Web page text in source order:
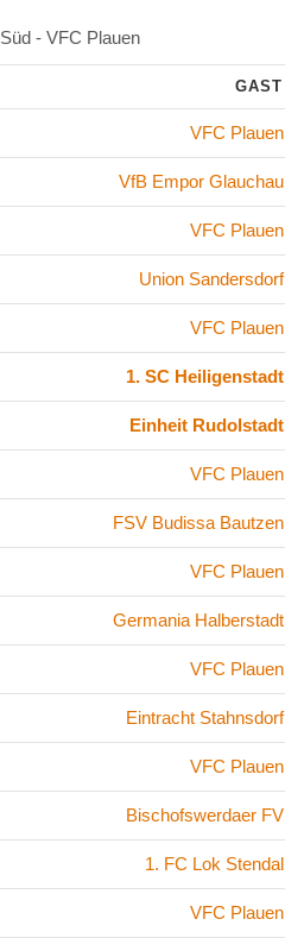
- VFC Plauen
GAST
VFC Plauen
VfB Empor Glauchau
VFC Plauen
Union Sandersdorf
VFC Plauen
1. SC Heiligenstadt
Einheit Rudolstadt
VFC Plauen
FSV Budissa Bautzen
VFC Plauen
Germania Halberstadt
VFC Plauen
Eintracht Stahnsdorf
VFC Plauen
Bischofswerdaer FV
1. FC Lok Stendal
VFC Plauen